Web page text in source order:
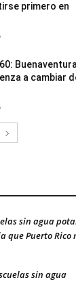
primero en
Buenaventura
a cambiar
sin agua
que Puerto Rico
sin agua